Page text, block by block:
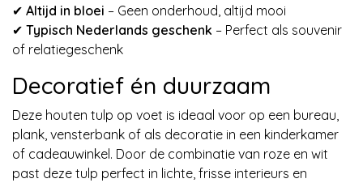
✔ Altijd in bloei – Geen onderhoud, altijd mooi
✔ Typisch Nederlands geschenk – Perfect als souvenir
of relatiegeschenk
Decoratief én duurzaam
Deze houten tulp op voet is ideaal voor op een bureau,
plank, vensterbank of als decoratie in een kinderkamer
of cadeauwinkel. Door de combinatie van roze en wit
past deze tulp perfect in lichte, frisse interieurs en